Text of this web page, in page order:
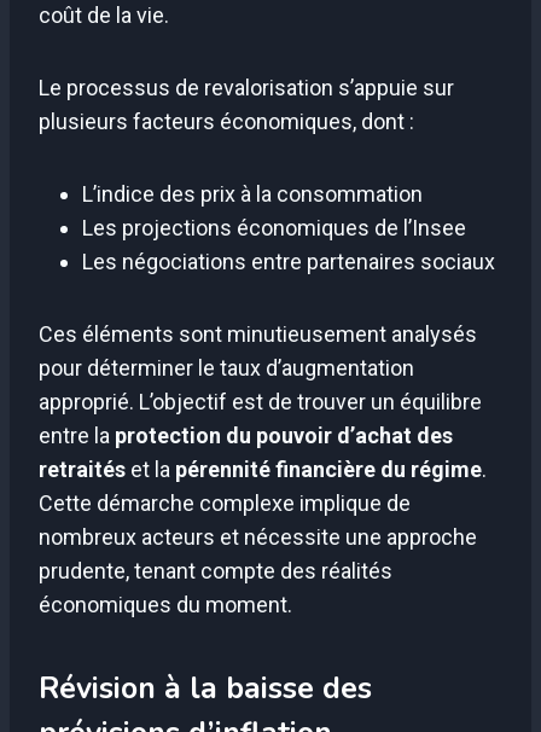
coût de la vie.
Le processus de revalorisation s’appuie sur
plusieurs facteurs économiques, dont :
L’indice des prix à la consommation
Les projections économiques de l’Insee
Les négociations entre partenaires sociaux
Ces éléments sont minutieusement analysés
pour déterminer le taux d’augmentation
approprié. L’objectif est de trouver un équilibre
entre la protection du pouvoir d’achat des
retraités et la pérennité financière du régime.
Cette démarche complexe implique de
nombreux acteurs et nécessite une approche
prudente, tenant compte des réalités
économiques du moment.
Révision à la baisse des